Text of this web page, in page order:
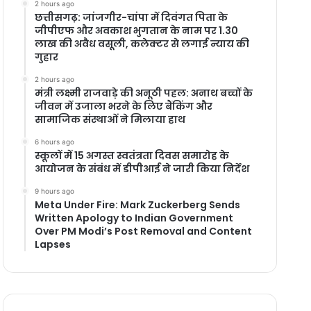
2 hours ago
छत्तीसगढ़: जांजगीर-चांपा में दिवंगत पिता के
जीपीएफ और अवकाश भुगतान के नाम पर 1.30
लाख की अवैध वसूली, कलेक्टर से लगाई न्याय की
गुहार
2 hours ago
मंत्री लक्ष्मी राजवाड़े की अनूठी पहल: अनाथ बच्चों के
जीवन में उजाला भरने के लिए बैंकिंग और
सामाजिक संस्थाओं ने मिलाया हाथ
6 hours ago
स्कूलों में 15 अगस्त स्वतंत्रता दिवस समारोह के
आयोजन के संबंध में डीपीआई ने जारी किया निर्देश
9 hours ago
Meta Under Fire: Mark Zuckerberg Sends
Written Apology to Indian Government
Over PM Modi’s Post Removal and Content
Lapses